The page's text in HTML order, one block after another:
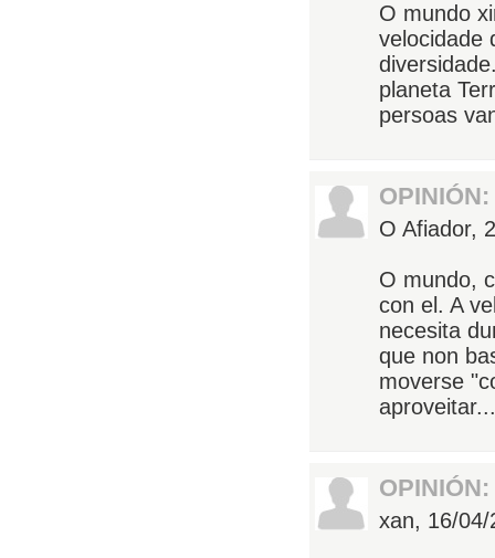
O mundo
velocidade
planeta
persoas
OPINIÓN:
O Afiador,
O mundo,
con el. A
necesita
que non
moverse
aproveitar...
OPINIÓN:
xan, 16/